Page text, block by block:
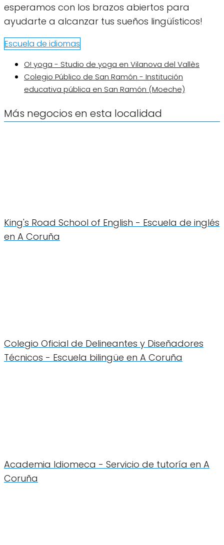
esperamos con los brazos abiertos para
ayudarte a alcanzar tus sueños lingüísticos!
Escuela de idiomas
O! yoga - Studio de yoga en Vilanova del Vallès
Colegio Público de San Ramón - Institución
educativa pública en San Ramón (Moeche)
Más negocios en esta localidad
King's Road School of English - Escuela de inglés
en A Coruña
Colegio Oficial de Delineantes y Diseñadores
Técnicos - Escuela bilingüe en A Coruña
Academia Idiomeca - Servicio de tutoría en A
Coruña